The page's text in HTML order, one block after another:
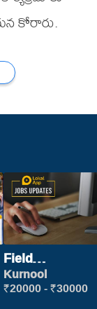
కోరారు.
Field
Marketing
Executive
Kurnool
₹20000 - ₹30000